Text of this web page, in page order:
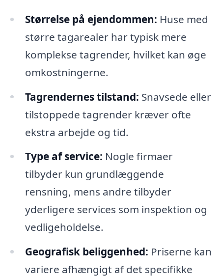
Størrelse på ejendommen: Huse med
større tagarealer har typisk mere
komplekse tagrender, hvilket kan øge
omkostningerne.
Tagrendernes tilstand: Snavsede eller
tilstoppede tagrender kræver ofte
ekstra arbejde og tid.
Type af service: Nogle firmaer
tilbyder kun grundlæggende
rensning, mens andre tilbyder
yderligere services som inspektion og
vedligeholdelse.
Geografisk beliggenhed: Priserne kan
variere afhængigt af det specifikke